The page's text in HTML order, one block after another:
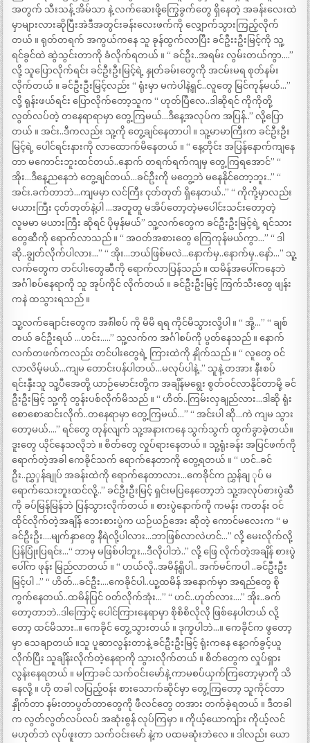
အတွက် သီးသန့် အိမ်သာ နဲ့ လက်ဆေးဖို့ကြွေခွက်တွေ ရှိနေတဲ့ အခန်းလေးထဲ
မှာများလားဆိုပြီးအဲဒီအတွင်းခန်းလေးဖက်ကို လျှောက်သွားကြည့်လိုက်
တယ် ။ ရုတ်တရက် အကွယ်ကနေ သူ ခုန်ထွက်လာပြီး ခင်ဦးးဦးမြင့်ကို သူ့
ရင်ခွင်ထဲ ဆွဲသွင်းတာကို ခံလိုက်ရတယ် ။ “ ခင်ဦး..အရမ်း လွမ်းတယ်ကွာ….”
လို့ သူပြောလိုက်ရင်း ခင်ဦးဦးမြင့်ရဲ့ နှုတ်ခမ်းတွေကို အငမ်းမရ စုတ်နမ်း
လိုက်တယ် ။ ခင်ဦးဦးမြင့်လည်း “ ရုံးမှာ မကဲပါနဲ့ရှင်..လူတွေ မြင်ကုန်မယ်…”
လို့ ရုန်းဖယ်ရင်း ပြောလိုက်တော့သူက “ ဟုတ်ပြီလေ..ဒါဆိုရင် ကိုကိုတို့
လွတ်လပ်တဲ့ တနေရာရာမှာ တွေ့ကြမယ်…ဒီနေ့အလုပ်က အပြန်..” လို့ပြော
တယ် ။ အင်း..ဒီကလည်း သူ့ကို တွေ့ချင်နေတာပါ ။ သူ့မာမာကြီးက ခင်ဦးဦး
မြင့်ရဲ့ ပေါင်ရင်းနားကို လာထောက်မိနေတယ် ။ “ နေ့တိုင်း အပြန်နောက်ကျနေ
တာ မကောင်းဘူးထင်တယ်..နောက် တရက်ရက်ကျမှ တွေ့ကြရအောင်” “
အိုး…ဒီနေ့ညနေဘဲ တွေ့ချင်တယ်…ခင်ဦးကို မတွေ့ဘဲ မနေနိုင်တော့ဘူး..” “
အင်း.ခက်တာဘဲ…ကျမမှာ လင်ကြီး ငုတ်တုတ် ရှိနေတယ်..” “ ကိုကို့မှာလည်း
မယားကြီး ငုတ်တုတ်နဲ့ပါ …အတူတူ မအိပ်တော့တဲ့မပေါင်းသင်းတော့တဲ့
လူမမာ မယားကြီး ဆိုရင် ပိုမှန်မယ်” သူ့လက်တွေက ခင်ဦးဦးမြင့်ရဲ့ ရင်သား
တွေဆီကို ရောက်လာသည် ။ “ အဝတ်အစားတွေ ကြေကုန်မယ်ကွာ…” “ ဒါ
ဆို..ချွတ်လိုက်ပါလား…” “ အိုး…ဘယ်ဖြစ်မလဲ…နောက်မှ..နောက်မှ..နော်…” သူ့
လက်တွေက တင်ပါးတွေဆီကို ရောက်လာပြန်သည် ။ ထမိန်အပေါ်ကနေဘဲ
အင်္ဂါစပ်နေရာကို သူ အုပ်ကိုင် လိုက်တယ် ။ ခင်ဦးဦးမြင့် ကြက်သီးတွေ ဖျန်း
ကနဲ ထသွားရသည် ။
သူ့လက်ချောင်းတွေက အင်္၈ါစပ် ကို မိမိ ရရ ကိုင်မိသွားလို့ပါ ။ “ အို့…” “ ချစ်
တယ် ခင်ဦးရယ် …ဟင်း…..” သူ့လက်က အင်္ဂါစပ်ကို ပွတ်နေသည် ။ နောက်
လက်တဖက်ကလည်း တင်ပါးတွေရဲ့ ကြားထဲကို နှိုက်သည် ။ “ လူတွေ ဝင်
လာလိမ့်မယ်…ကျမ တောင်းပန်ပါတယ်…မလုပ်ပါနဲ့..” သူနဲ့ တအား နီးစပ်
ရင်းနှီးသူ သူ့ပီအေတို့ ယာဉ်မောင်းတို့က အချိန်မရွေး စွတ်ဝင်လာနိုင်တာမို့ ခင်
ဦးဦးမြင့် သူ့ကို တွန်းပစ်လိုက်မိသည် ။ “ ဟိတ်..ကြမ်းလှချည်လား…ဒါဆို ရုံး
စောစောဆင်းလိုက်..တနေရာမှာ တွေ့ကြမယ်…” “ အင်းပါ ဆို…ကဲ ကျမ သွား
တော့မယ်….” ရင်တွေ တုန်လျက် သူ့အနားကနေ သွက်သွက် ထွက်ခွာခဲ့တယ်။
ဒူးတွေ ယိုင်နေသလိုဘဲ ။ စိတ်တွေ လှုပ်ရားနေတယ် ။ သူ့ရုံးခန်း အပြင်ဖက်ကို
ရောက်တဲ့အခါ ကေခိုင်သက် ရောက်နေတာကို တွေ့ရတယ် ။ “ ဟင်..ခင်
ဦး..ညွှှန်ချုပ် အခန်းထဲကို ရောက်နေတာလား…ကေခိုင်က ညွှန်ချ ုပ် မ
ရောက်သေးဘူးထင်လို့..” ခင်ဦးဦးမြင့် ရှင်းမပြနေတော့ဘဲ သူ့အလုပ်စားပွဲဆီ
ကို ခပ်မြန်မြန်ဘဲ ပြန်သွားလိုက်တယ် ။ စားပွဲနောက်ကို ကမန်း ကတန်း ဝင်
ထိုင်လိုက်တဲ့အချိန် ဘေးစားပွဲက ယဉ်ယဉ်အေး ဆိုတဲ့ ကောင်မလေးက “ မ
ခင်ဦးဦး….မျက်နှာတွေ နီရဲလို့ပါလား…ဘာဖြစ်လာလဲဟင်…” လို့ မေးလိုက်လို့
ပြန်ပြုံးပြရင်း…“ ဘာမှ မဖြစ်ပါဘူး…ဒီလိုပါဘဲ..” လို့ ဖြေ လိုက်တဲ့အချိန် စားပွဲ
ပေါ်က ဖုန်း မြည်လာတယ် ။ “ ဟယ်လို..အမိန့်ရှိပါ.. အက်မင်ကပါ ..ခင်ဦးဦး
မြင့်ပါ ..” “ ဟိတ်…ခင်ဦး….ကေခိုင်ပါ..ယူ့ထမိန် အနောက်မှာ အရည်တွေ စို
ကွက်နေတယ်..ထမိန်ပြင် ဝတ်လိုက်အုံး…” “ ဟင်..ဟုတ်လား….” အိုး..ခက်
တော့တာဘဲ..ဒါကြောင့် ပေါင်ကြားနေရာမှာ စိုစိစိလိုလို ဖြစ်နေပါတယ် လို့
တော့ ထင်မိသား..။ ကေခိုင် တွေ့သွားတယ် ။ ဒုက္ခပါဘဲ…။ ကေခိုင်က ဖွတော့
မှာ သေချာတယ် ။သူ ပူဆာလွန်းတာနဲ့ ခင်ဦးဦးမြင့် ရုံးကနေ နေ့ဝက်ခွင့်ယူ
လိုက်ပြီး သူချိန်းလိုက်တဲ့နေရာကို သွားလိုက်တယ် ။ စိတ်တွေက လှုပ်ရှား
လွန်းနေရတယ် ။ မကြာခင် သက်ဝင်းမော်နဲ့ ကာမစပ်ယှက်ကြတော့မှာကို သိ
နေလို့ ။ ဟို တခါ လပြည့်ဝန်း စားသောက်ဆိုင်မှာ တွေ့ကြတော့ သူကိုင်တာ
နှိုက်တာ နမ်းတာပွတ်တာတွေကို ဖီလင်တွေ တအား တက်ခဲ့ရတယ် ။ ဒီတခါ
က လွတ်လွတ်လပ်လပ် အဆုံးစွန် လုပ်ကြမှာ ။ ကိုယ့်ယောကျ်ား ကိုယ့်လင်
မဟုတ်ဘဲ လုပ်ဖူးတာ သက်ဝင်းမော် နဲ့က ပထမဆုံးဘဲလေ ။ ဒါလည်း ယော